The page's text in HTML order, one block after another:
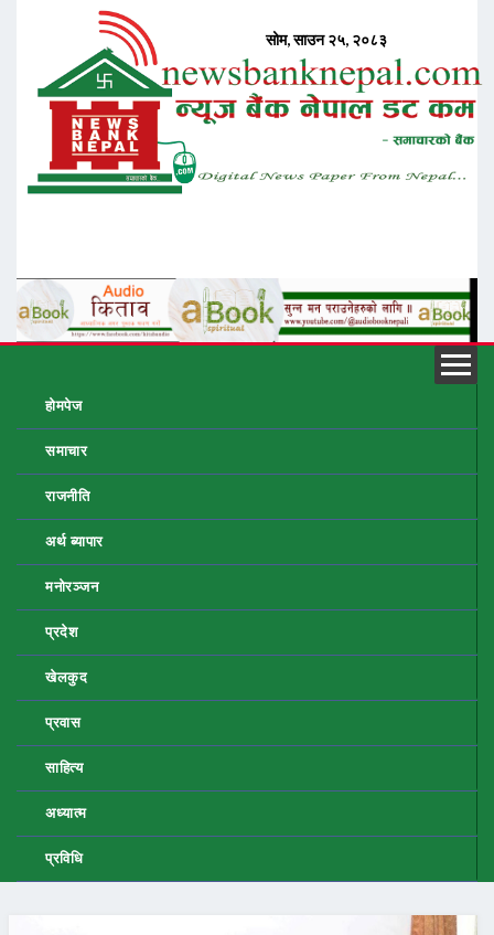
होमपेज
समाचार
राजनीति
अर्थ ब्यापार
मनोरञ्जन
प्रदेश
खेलकुद
प्रवास
साहित्य
अध्यात्म
प्रविधि